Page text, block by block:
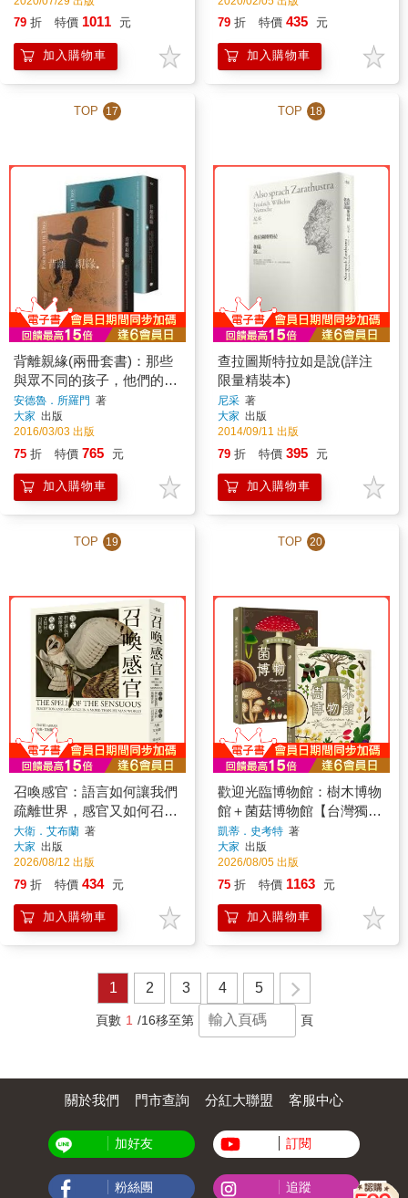
79 折 特價 1011 元
加入購物車
79 折 特價 435 元
加入購物車
TOP 17
背離親緣(兩冊套書)：那些
與眾不同的孩子，他們的父
母，以及他們尋找身分認同
的故事
安德魯．所羅門 著
大家 出版
2016/03/03 出版
75 折 特價 765 元
加入購物車
TOP 18
查拉圖斯特拉如是說(詳注
限量精裝本)
尼采 著
大家 出版
2014/09/11 出版
79 折 特價 395 元
加入購物車
TOP 19
召喚感官：語言如何讓我們
疏離世界，感官又如何召回
世界
大衛．艾布蘭 著
大家 出版
2026/08/12 出版
79 折 特價 434 元
加入購物車
TOP 20
歡迎光臨博物館：樹木博物
館＋菌菇博物館【台灣獨家
封面版】（兩冊套書）
凱蒂．史考特 著
大家 出版
2026/08/05 出版
75 折 特價 1163 元
加入購物車
1 2 3 4 5
頁數 1 /16移至第 頁
關於我們 門市查詢 分紅大聯盟 客服中心
加好友 訂閱
粉絲團 追蹤